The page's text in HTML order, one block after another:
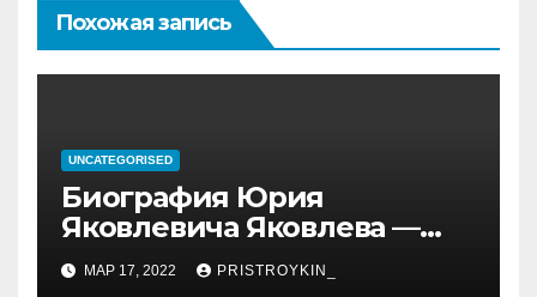
Похожая запись
UNCATEGORISED
Биография Юрия
Яковлевича Яковлева —
история его личной и
профессиональной жизни
МАР 17, 2022 PRISTROYKIN_